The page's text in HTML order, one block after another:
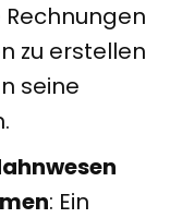
zu erstellen
seine
: Ein